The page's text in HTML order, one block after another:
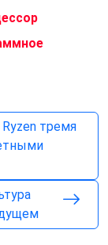
тремя